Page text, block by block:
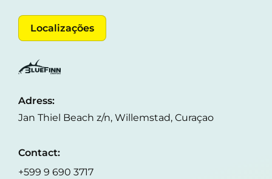
Localizações
Adress:
Jan Thiel Beach z/n, Willemstad, Curaçao
Contact:
+599 9 690 3717